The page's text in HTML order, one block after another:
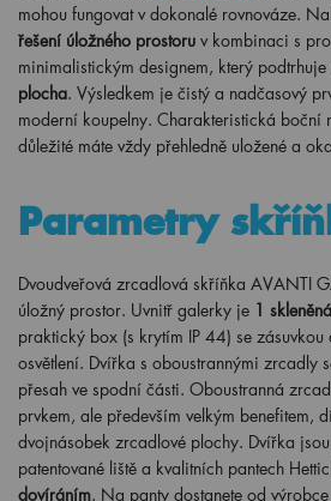
mohou fungovat v dokonalé rovnováze.
řešení úložného prostoru v kombinaci s
minimalistickým designem, který podtrhuje
plocha. Výsledkem je čistý a nadčasový
moderní koupelny. Charakteristická boční
důležité máte vždy přehledně uložené a
Parametry
Dvoudveřová zrcadlová skříňka AVANTI
úložný prostor. Uvnitř galerky je 1
praktický box (s krytím IP 44) se
osvětlení. Dvířka s oboustrannými zrcadly
přesah ve spodní části. Oboustranná
prvkem, ale především velkým benefitem,
dvojnásobek zrcadlové plochy. Dvířka
patentované liště a kvalitních pantech
dovíráním. Na panty dostanete od výrobce